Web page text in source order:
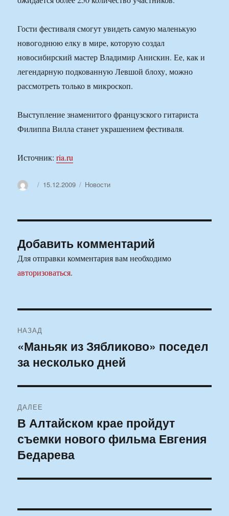
Гости фестиваля смогут увидеть самую маленькую
новогоднюю елку в мире, которую создал
новосибирский мастер Владимир Анискин. Ее, как и
легендарную подкованную Левшой блоху, можно
рассмотреть только в микроскоп.
Выступление знаменитого французского гитариста
Филиппа Вилла станет украшением фестиваля.
Источник:ria.ru
АвторОпубликовано
15.12.2009 Рубрики
Новости
Добавить комментарий
Для отправки комментария вам необходимо
авторизоваться.
по
записям
НАЗАД
Предыдущая
запись:
«Маньяк из Зябликово» поседел
за несколько дней
ДАЛЕЕ
Следующая
запись:
В Алтайском крае пройдут
съемки нового фильма Евгения
Бедарева